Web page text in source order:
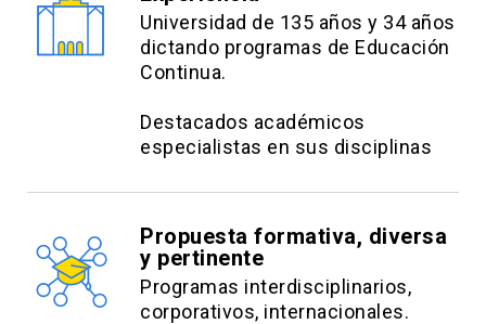
Universidad de 135 años y 34 años
dictando programas de Educación
Continua.
Destacados académicos
especialistas en sus disciplinas
Propuesta formativa, diversa
y pertinente
Programas interdisciplinarios,
corporativos, internacionales.